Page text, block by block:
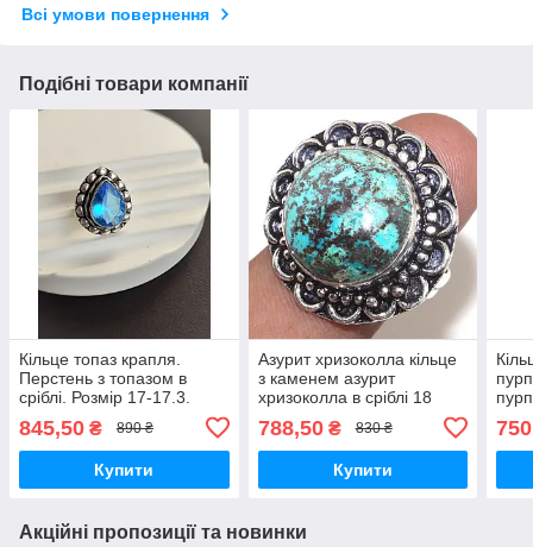
Всі умови повернення
Подібні товари компанії
Кільце топаз крапля.
Перстень з топазом в
сріблі. Розмір 17-17.3.
845,50 ₴ 890 ₴
Купити
Азурит хризоколла кільце
з каменем азурит
хризоколла в сріблі 18
788,50₴ 830 ₴
Купити
Акційні пропозиції та новинки